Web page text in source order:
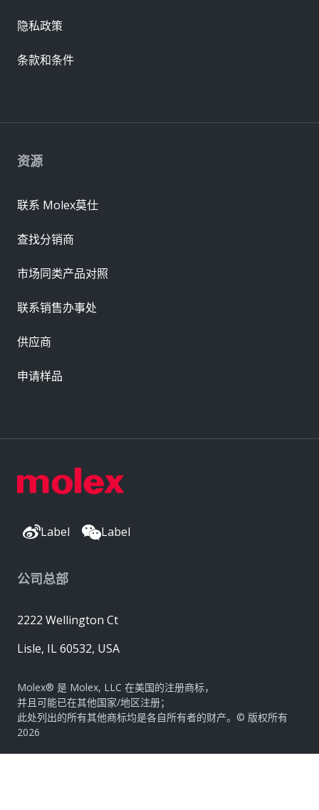
Label Label
公司总部
2222 Wellington Ct
Lisle, IL 60532, USA
Molex® 是 Molex, LLC 在美国的注册商标，
并且可能已在其他国家/地区注册；
此处列出的所有其他商标均是各自所有者的财产。© 版权所有
2026
资源
联系 Molex莫仕
查找分销商
市场同类产品对照
联系销售办事处
供应商
申请样品
隐私政策
条款和条件